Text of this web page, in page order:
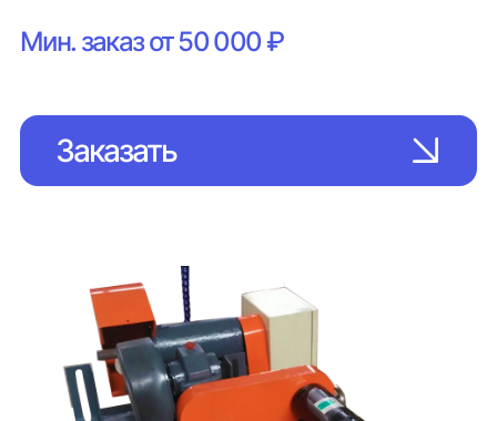
Мин. заказ от 50 000 ₽
Заказать